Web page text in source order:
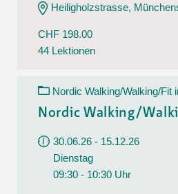
Heiligholzstrasse,
CHF 198.00
44 Lektionen
Nordic Walking/Walking/Fit
Nordic Walking/
30.06.26 - 15.12.26
Dienstag
09:30 - 10:30 Uhr